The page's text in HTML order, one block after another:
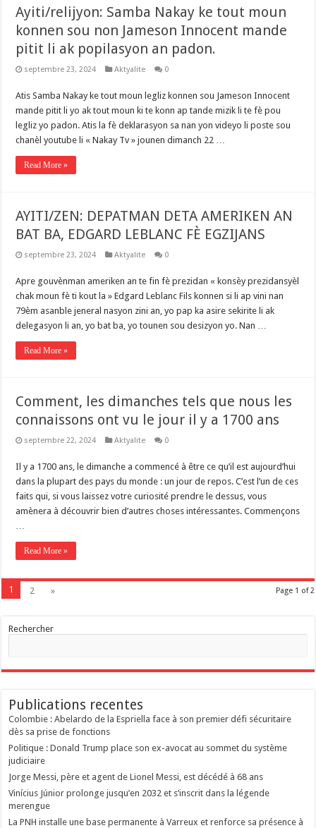
Ayiti/relijyon: Samba Nakay ke tout moun
konnen sou non Jameson Innocent mande
pitit li ak popilasyon an padon.
septembre 23, 2024 Aktyalite 0
Atis Samba Nakay ke tout moun legliz konnen sou Jameson Innocent
mande pitit li yo ak tout moun ki te konn ap tande mizik li te fè pou
legliz yo padon. Atis la fè deklarasyon sa nan yon videyo li poste sou
chanèl youtube li « Nakay Tv » jounen dimanch 22 …
Read More »
AYITI/ZEN: DEPATMAN DETA AMERIKEN AN
BAT BA, EDGARD LEBLANC FÈ EGZIJANS
septembre 23, 2024 Aktyalite 0
Apre gouvènman ameriken an te fin fè prezidan « konsèy prezidansyèl
chak moun fè ti kout la » Edgard Leblanc Fils konnen si li ap vini nan
79èm asanble jeneral nasyon zini an, yo pap ka asire sekirite li ak
delegasyon li an, yo bat ba, yo tounen sou desizyon yo. Nan …
Read More »
Comment, les dimanches tels que nous les
connaissons ont vu le jour il y a 1700 ans
septembre 22, 2024 Aktyalite 0
Il y a 1700 ans, le dimanche a commencé à être ce qu’il est aujourd’hui
dans la plupart des pays du monde : un jour de repos. C’est l’un de ces
faits qui, si vous laissez votre curiosité prendre le dessus, vous
amènera à découvrir bien d’autres choses intéressantes. Commençons
…
Read More »
Page 1 of 2
1 2 »
Rechercher
Publications recentes
Colombie : Abelardo de la Espriella face à son premier défi sécuritaire
dès sa prise de fonctions
Politique : Donald Trump place son ex-avocat au sommet du système
judiciaire
Jorge Messi, père et agent de Lionel Messi, est décédé à 68 ans
Vinícius Júnior prolonge jusqu’en 2032 et s’inscrit dans la légende
merengue
La PNH installe une base permanente à Varreux et renforce sa présence à